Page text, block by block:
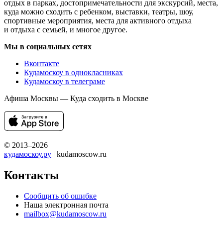
отдых в парках, достопримечательности для экскурсий, места,
куда можно сходить с ребенком, выставки, театры, шоу,
спортивные мероприятия, места для активного отдыха
и отдыха с семьей, и многое другое.
Мы в социальных сетях
Вконтакте
Кудамоскоу в однокласниках
Кудамоскоу в телеграме
Афиша Москвы — Куда сходить в Москве
© 2013–2026
кудамоскоу.ру | kudamoscow.ru
Контакты
Сообщить об ошибке
Наша электронная почта
mailbox@kudamoscow.ru